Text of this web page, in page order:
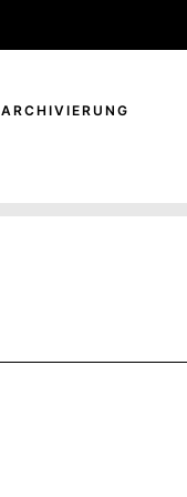
ARCHIVIERUNG